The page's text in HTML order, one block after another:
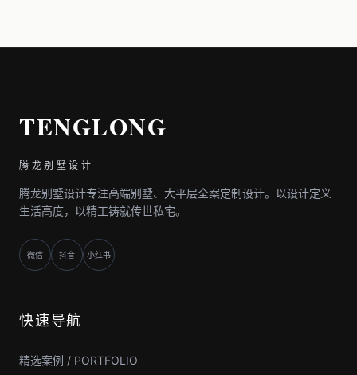
TENGLONG
腾龙别墅设计
腾龙别墅设计专注高端别墅、大平层全案定制设计。以设计定义
生活高度，以精工铸就传世私宅。
微信 抖音 小红书
快速导航
精选案例 / PORTFOLIO